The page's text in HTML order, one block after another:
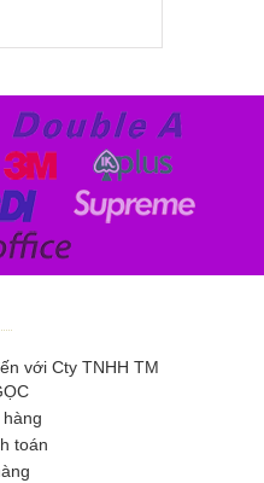
với Cty TNHH TM
toán